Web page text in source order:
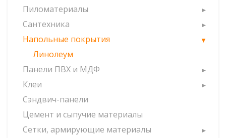
Пиломатериалы
Сантехника
Напольные покрытия
Линолеум
Панели ПВХ и МДФ
Клеи
Сэндвич-панели
Цемент и сыпучие материалы
Сетки, армирующие материалы